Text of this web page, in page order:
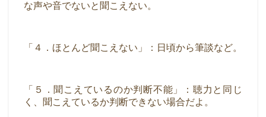
な声や音でないと聞こえない。
「４．ほとんど聞こえない」：日頃から筆談など。
「５．聞こえているのか判断不能」：聴力と同じ
く、聞こえているか判断できない場合だよ。